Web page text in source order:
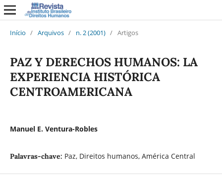
Início / Arquivos / n. 2 (2001) / Artigos
PAZ Y DERECHOS HUMANOS: LA
EXPERIENCIA HISTÓRICA
CENTROAMERICANA
Manuel E. Ventura-Robles
Palavras-chave: Paz, Direitos humanos, América Central